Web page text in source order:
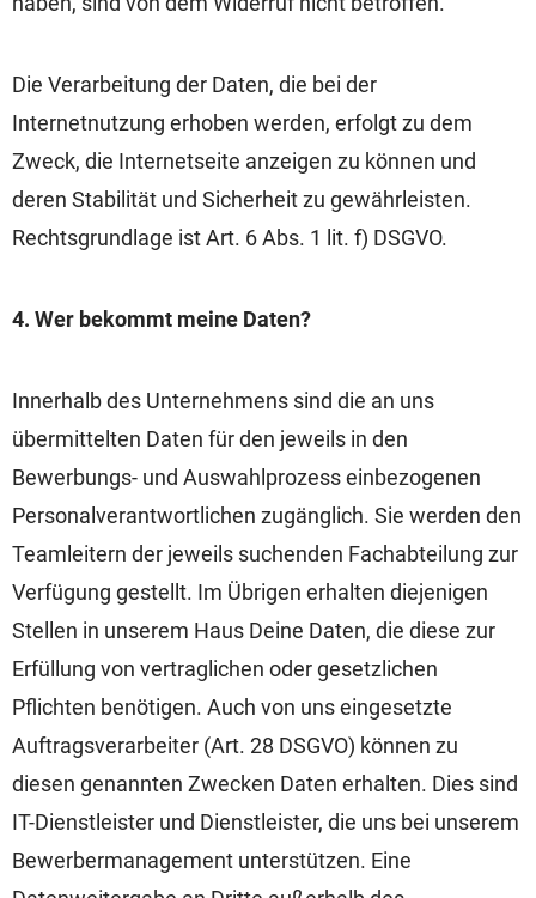
Die Verarbeitung der Daten, die bei der
Internetnutzung erhoben werden, erfolgt zu dem
Zweck, die Internetseite anzeigen zu können und
deren Stabilität und Sicherheit zu gewährleisten.
Rechtsgrundlage ist Art. 6 Abs. 1 lit. f) DSGVO.
4. Wer bekommt meine Daten?
Innerhalb des Unternehmens sind die an uns
übermittelten Daten für den jeweils in den
Bewerbungs- und Auswahlprozess einbezogenen
Personalverantwortlichen zugänglich. Sie werden den
Teamleitern der jeweils suchenden Fachabteilung zur
Verfügung gestellt. Im Übrigen erhalten diejenigen
Stellen in unserem Haus Deine Daten, die diese zur
Erfüllung von vertraglichen oder gesetzlichen
Pflichten benötigen. Auch von uns eingesetzte
Auftragsverarbeiter (Art. 28 DSGVO) können zu
diesen genannten Zwecken Daten erhalten. Dies sind
IT-Dienstleister und Dienstleister, die uns bei unserem
Bewerbermanagement unterstützen. Eine